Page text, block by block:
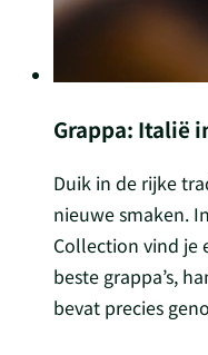
Grappa: Italië
Duik in de rijke
nieuwe smaken.
Collection vind je
beste grappa’s,
bevat precies